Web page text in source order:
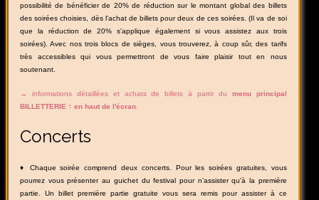
possibilité de bénéficier de 20% de réduction sur le montant global des billets
des soirées choisies, dès l'achat de billets pour deux de ces soirées. (Il va de soi
que la réduction de 20% s'applique également si vous assistez aux trois
soirées). Avec nos trois blocs de sièges, vous trouverez, à coup sûr, des tarifs
très accessibles qui vous permettront de vous faire plaisir tout en nous
soutenant.
→ informations détaillées et achats de billets à partir du menu principal
BILLETTERIE ↑ en haut de l'écran
Concerts
♦ Chaque soirée comprend deux concerts. Pour les soirées gratuites, vous
pourrez vous présenter au guichet du festival pour n'assister qu'à la première
partie. Un billet première partie gratuite vous sera remis pour assister à ce